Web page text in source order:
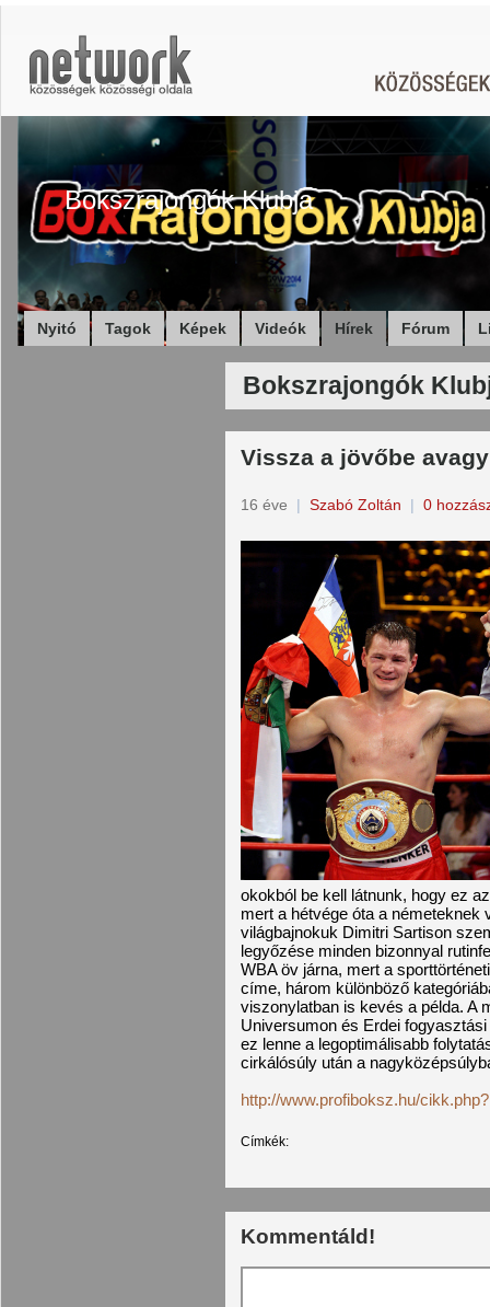
Bokszrajongók Klubja
Nyitó Tagok Képek Videók Hírek Fórum
Bokszrajongók
Vissza a jövőbe
16 éve | Szabó Zoltán | 0
okokból be kell látnunk, hogy ez
mert a hétvége óta a
világbajnokuk Dimitri Sartison
legyőzése minden bizonnyal
WBA öv járna, mert a
címe, három különböző
viszonylatban is kevés a példa. A
Universumon és Erdei
ez lenne a legoptimálisabb
cirkálósúly után a
http://www.profiboksz.hu/
Címkék:
Kommentáld!